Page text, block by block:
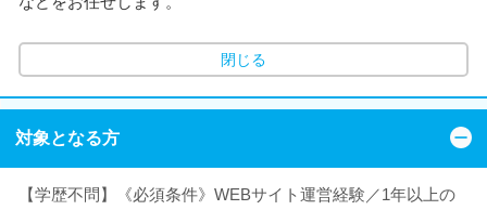
閉じる
対象となる方
【学歴不問】《必須条件》WEBサイト運営経験／1年以上の